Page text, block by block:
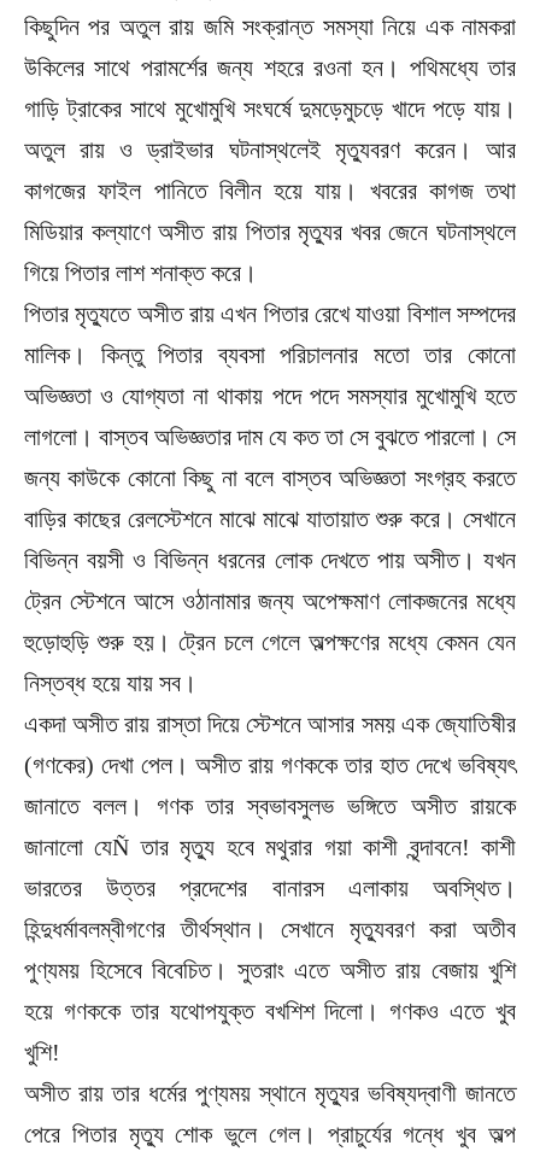
কিছুদিন পর অতুল রায় জমি সংক্রান্ত সমস্যা নিয়ে এক নামকরা
উকিলের সাথে পরামর্শের জন্য শহরে রওনা হন। পথিমধ্যে তার
গাড়ি ট্রাকের সাথে মুখোমুখি সংঘর্ষে দুমড়েমুচড়ে খাদে পড়ে যায়।
অতুল রায় ও ড্রাইভার ঘটনাস্থলেই মৃত্যুবরণ করেন। আর
কাগজের ফাইল পানিতে বিলীন হয়ে যায়। খবরের কাগজ তথা
মিডিয়ার কল্যাণে অসীত রায় পিতার মৃত্যুর খবর জেনে ঘটনাস্থলে
গিয়ে পিতার লাশ শনাক্ত করে।
পিতার মৃত্যুতে অসীত রায় এখন পিতার রেখে যাওয়া বিশাল সম্পদের
মালিক। কিন্তু পিতার ব্যবসা পরিচালনার মতো তার কোনো
অভিজ্ঞতা ও যোগ্যতা না থাকায় পদে পদে সমস্যার মুখোমুখি হতে
লাগলো। বাস্তব অভিজ্ঞতার দাম যে কত তা সে বুঝতে পারলো। সে
জন্য কাউকে কোনো কিছু না বলে বাস্তব অভিজ্ঞতা সংগ্রহ করতে
বাড়ির কাছের রেলস্টেশনে মাঝে মাঝে যাতায়াত শুরু করে। সেখানে
বিভিন্ন বয়সী ও বিভিন্ন ধরনের লোক দেখতে পায় অসীত। যখন
ট্রেন স্টেশনে আসে ওঠানামার জন্য অপেক্ষমাণ লোকজনের মধ্যে
হুড়োহুড়ি শুরু হয়। ট্রেন চলে গেলে অল্পক্ষণের মধ্যে কেমন যেন
নিস্তব্ধ হয়ে যায় সব।
একদা অসীত রায় রাস্তা দিয়ে স্টেশনে আসার সময় এক জ্যোতিষীর
(গণকের) দেখা পেল। অসীত রায় গণককে তার হাত দেখে ভবিষ্যৎ
জানাতে বলল। গণক তার স্বভাবসুলভ ভঙ্গিতে অসীত রায়কে
জানালো যেÑ তার মৃত্যু হবে মথুরার গয়া কাশী বৃন্দাবনে! কাশী
ভারতের উত্তর প্রদেশের বানারস এলাকায় অবস্থিত।
হিন্দুধর্মাবলম্বীগণের তীর্থস্থান। সেখানে মৃত্যুবরণ করা অতীব
পুণ্যময় হিসেবে বিবেচিত। সুতরাং এতে অসীত রায় বেজায় খুশি
হয়ে গণককে তার যথোপযুক্ত বখশিশ দিলো। গণকও এতে খুব
খুশি!
অসীত রায় তার ধর্মের পুণ্যময় স্থানে মৃত্যুর ভবিষ্যদ্বাণী জানতে
পেরে পিতার মৃত্যু শোক ভুলে গেল। প্রাচুর্যের গন্ধে খুব অল্প